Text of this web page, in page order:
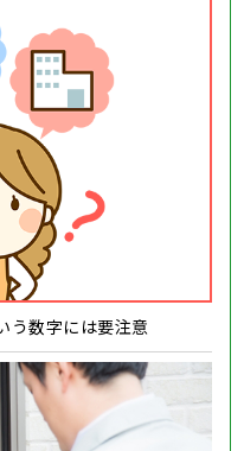
数字には要注意